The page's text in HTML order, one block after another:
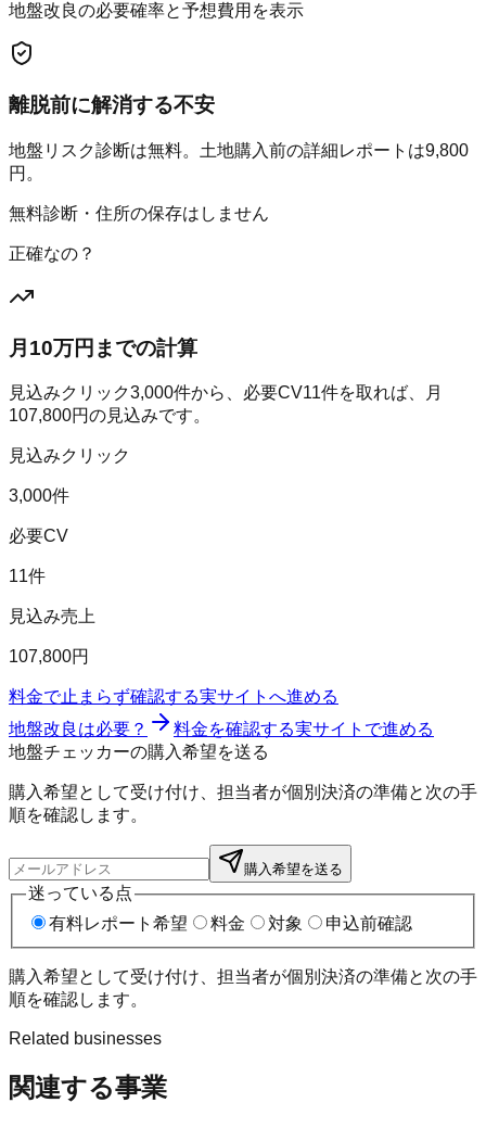
地盤改良の必要確率と予想費用を表示
離脱前に解消する不安
地盤リスク診断は無料。土地購入前の詳細レポートは9,800
円。
無料診断・住所の保存はしません
正確なの？
月10万円までの計算
見込みクリック3,000件から、必要CV11件を取れば、月
107,800円の見込みです。
見込みクリック
3,000件
必要CV
11件
見込み売上
107,800円
料金で止まらず確認する実サイトへ進める
地盤改良は必要？
料金を確認する実サイトで進める
地盤チェッカーの購入希望を送る
購入希望として受け付け、担当者が個別決済の準備と次の手
順を確認します。
購入希望を送る
迷っている点
有料レポート希望
料金 対象 申込前確認
購入希望として受け付け、担当者が個別決済の準備と次の手
順を確認します。
Related businesses
関連する事業